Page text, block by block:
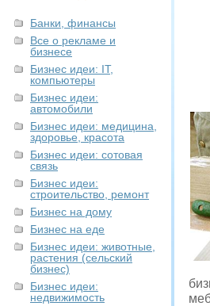
Банки, финансы
Все о рекламе и
бизнесе
Бизнес идеи: IT,
компьютеры
Бизнес идеи:
автомобили
Бизнес идеи: медицина,
здоровье, красота
Бизнес идеи: сотовая
связь
Бизнес идеи:
строительство, ремонт
Бизнес на дому
Бизнес на еде
Бизнес идеи: животные,
растения (сельский
бизнес)
Бизнес идеи:
недвижимость